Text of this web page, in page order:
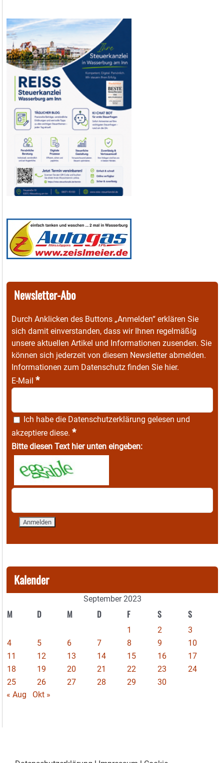
Newsletter-Abo
Durch Anklicken des Buttons „Anmelden“ erklären Sie
sich damit einverstanden, dass wir Ihnen regelmäßig
unsere aktuellen Artikel und Informationen zusenden. Sie
können sich jederzeit von diesem Newsletter abmelden.
Informationen zum Datenschutz finden Sie hier.
E-Mail *
Ich habe die Datenschutzerklärung gelesen und
akzeptiere diese. *
Bitte diesen Text hier unten eingeben:
Kalender
September 2023
M D M D F S S
1 2
3
4
5 6 7 8 9
10
11
12 13 14 15 16
17
18
19 20 21 22 23
24
25
26 27 28 29
30
« Aug
Okt »